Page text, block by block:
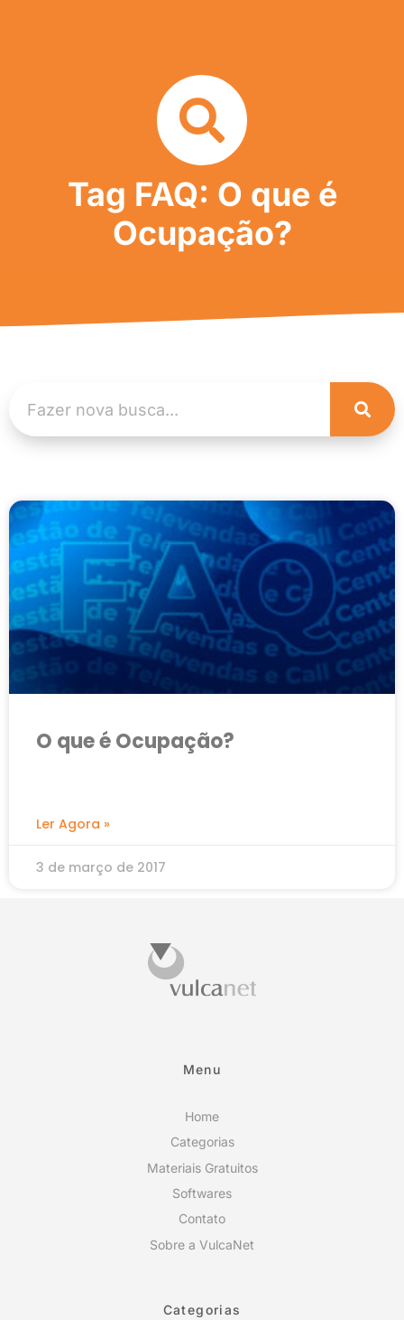
Tag FAQ: O que é
Ocupação?
O que é Ocupação?
Ler Agora »
3 de março de 2017
Menu
Home
Categorias
Materiais Gratuitos
Softwares
Contato
Sobre a VulcaNet
Categorias